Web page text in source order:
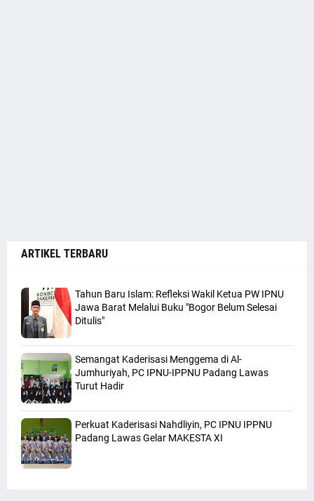
ARTIKEL TERBARU
Tahun Baru Islam: Refleksi Wakil Ketua PW IPNU
Jawa Barat Melalui Buku "Bogor Belum Selesai
Ditulis"
Semangat Kaderisasi Menggema di Al-
Jumhuriyah, PC IPNU-IPPNU Padang Lawas
Turut Hadir
Perkuat Kaderisasi Nahdliyin, PC IPNU IPPNU
Padang Lawas Gelar MAKESTA XI